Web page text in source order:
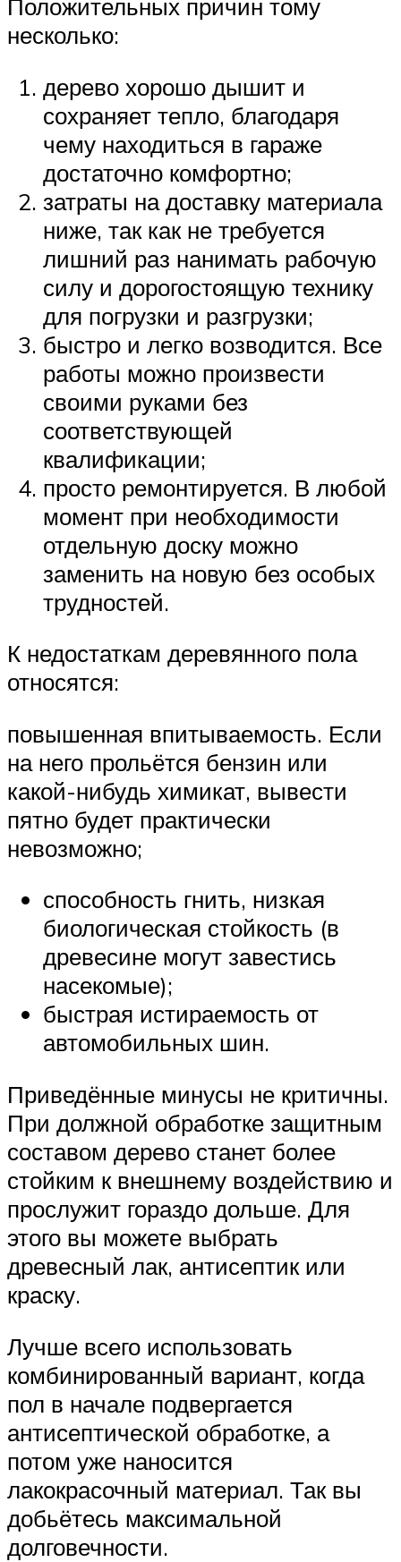
Положительных причин тому
несколько:
дерево хорошо дышит и
сохраняет тепло, благодаря
чему находиться в гараже
достаточно комфортно;
затраты на доставку материала
ниже, так как не требуется
лишний раз нанимать рабочую
силу и дорогостоящую технику
для погрузки и разгрузки;
быстро и легко возводится. Все
работы можно произвести
своими руками без
соответствующей
квалификации;
просто ремонтируется. В любой
момент при необходимости
отдельную доску можно
заменить на новую без особых
трудностей.
К недостаткам деревянного пола
относятся:
повышенная впитываемость. Если
на него прольётся бензин или
какой-нибудь химикат, вывести
пятно будет практически
невозможно;
способность гнить, низкая
биологическая стойкость (в
древесине могут завестись
насекомые);
быстрая истираемость от
автомобильных шин.
Приведённые минусы не критичны.
При должной обработке защитным
составом дерево станет более
стойким к внешнему воздействию и
прослужит гораздо дольше. Для
этого вы можете выбрать
древесный лак, антисептик или
краску.
Лучше всего использовать
комбинированный вариант, когда
пол в начале подвергается
антисептической обработке, а
потом уже наносится
лакокрасочный материал. Так вы
добьётесь максимальной
долговечности.